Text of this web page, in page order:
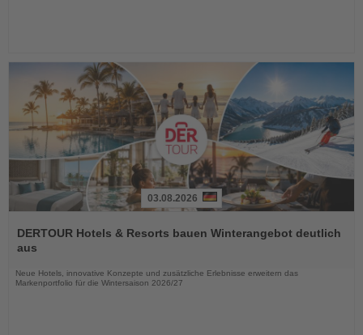
Sie
die
03.08.2026
DERTOUR Hotels & Resorts bauen Winterangebot deutlich
aus
Neue Hotels, innovative Konzepte und zusätzliche Erlebnisse erweitern das
Markenportfolio für die Wintersaison 2026/27